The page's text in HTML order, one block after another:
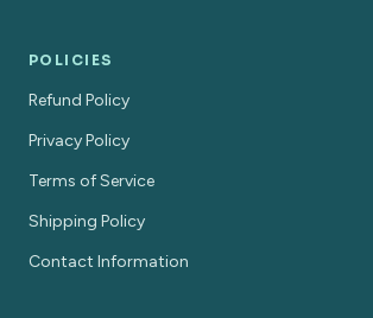
POLICIES
Refund Policy
Privacy Policy
Terms of Service
Shipping Policy
Contact Information